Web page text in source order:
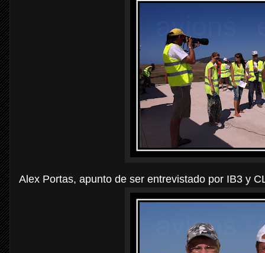
Alex Portas, apunto de ser entrevistado por IB3 y